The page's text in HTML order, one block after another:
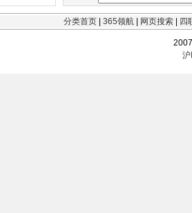
分类首页 365领航 网页搜索 四